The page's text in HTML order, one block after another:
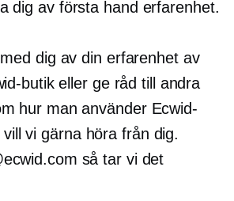
dig av första hand erfarenhet.
dig av din erfarenhet av
butik eller ge råd till andra
hur man använder Ecwid-
vi gärna höra från dig.
så tar vi det